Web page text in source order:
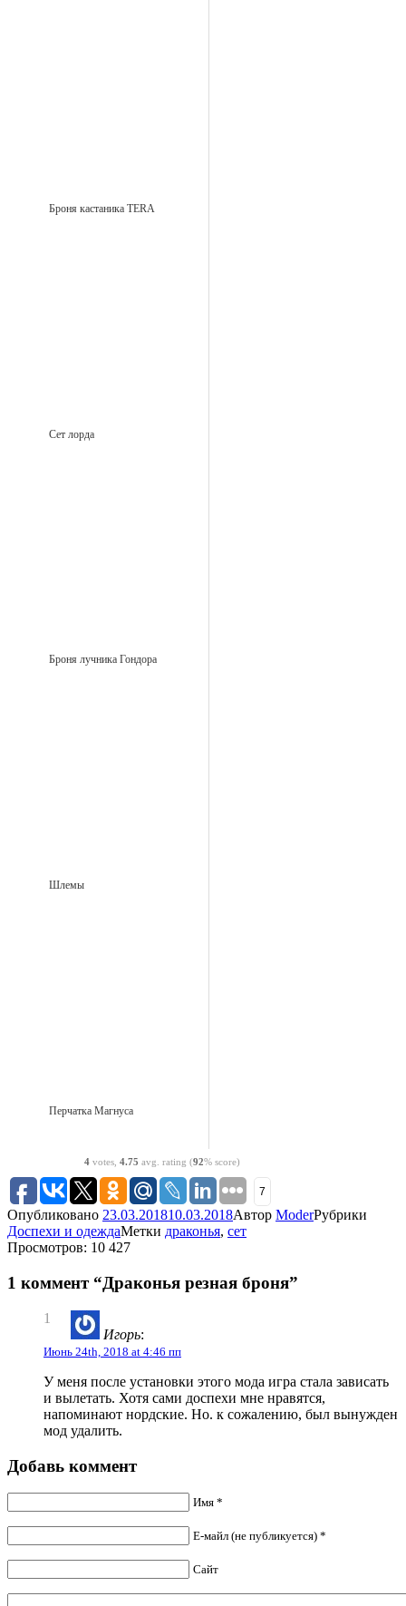
Броня кастаника TERA
Сет лорда
Броня лучника Гондора
Шлемы
Перчатка Магнуса
4 votes, 4.75 avg. rating (92% score)
7
Опубликовано 23.03.201810.03.2018Автор ModerРубрики
Доспехи и одеждаМетки драконья, сет
Просмотров: 10 427
1 коммент “Драконья резная броня”
1
Игорь:
Июнь 24th, 2018 at 4:46 пп
У меня после установки этого мода игра стала зависать
и вылетать. Хотя сами доспехи мне нравятся,
напоминают нордские. Но. к сожалению, был вынужден
мод удалить.
Добавь коммент
Имя *
Е-майл (не публикуется) *
Сайт